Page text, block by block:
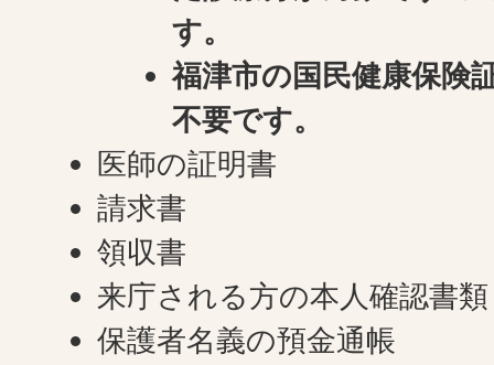
す。
福津市の国民健康保険
不要です。
医師の証明書
請求書
領収書
来庁される方の本人確認書類
保護者名義の預金通帳